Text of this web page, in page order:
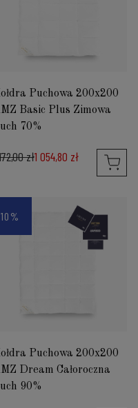
Puchowa 200x200
Basic Plus Zimowa
70%
zł1 054,80 zł
Puchowa 200x200
Dream Całoroczna
90%